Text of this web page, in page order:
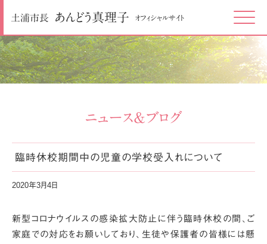
土浦市長 あんどう真理子 オフィシャルサイト Click
ニュース＆ブログ
臨時休校期間中の児童の学校受入れについて
2020年3月4日
新型コロナウイルスの感染拡大防止に伴う臨時休校の間、ご
家庭での対応をお願いしており、生徒や保護者の皆様には懸